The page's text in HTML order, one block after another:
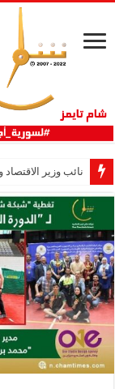
نائب وزير الاقتصاد